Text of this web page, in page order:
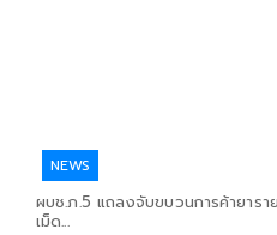
NEWS
ผบช.ภ.5 แถลงจับขบวนการค้ายาร
เม็ด...